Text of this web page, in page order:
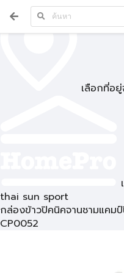
เลือกที่อ
thai sun sport
กล่องข้าวปิคนิคจานชามแคม
CP0052